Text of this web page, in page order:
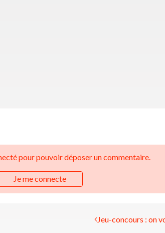
pour pouvoir déposer un commentaire.
Je me connecte
Jeu-concours : on